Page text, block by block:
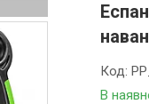
В
Код: